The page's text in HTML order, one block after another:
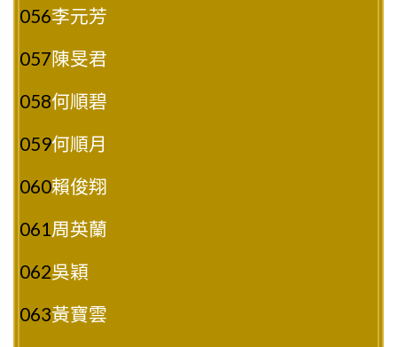
056李元芳
057陳旻君
058何順碧
059何順月
060賴俊翔
061 周英蘭
062吳穎
063黃寶雲